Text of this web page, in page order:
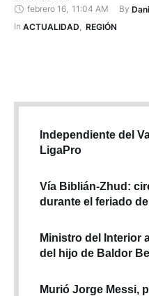
febrero 16, 11:04 AM By
In ACTUALIDAD REGIÓN
Independiente del
LigaPro
Vía Biblián-Zhud:
durante el feriado
Ministro del Interior
del hijo de Baldor
Murió Jorge Messi,